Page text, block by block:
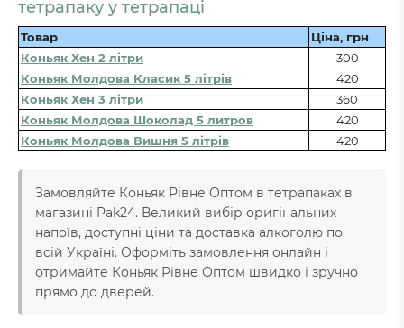
тетрапаку у тетрапаці
Товар
Ціна, грн
Коньяк Хен 2 літри
300
Коньяк Молдова Класик 5 літрів
420
Коньяк Хен 3 літри
360
Коньяк Молдова Шоколад 5 литров
420
Коньяк Молдова Вишня 5 літрів
420
Замовляйте Коньяк Рівне Оптом в тетрапаках в
магазині Pak24. Великий вибір оригінальних
напоїв, доступні ціни та доставка алкоголю по
всій Україні. Оформіть замовлення онлайн і
отримайте Коньяк Рівне Оптом швидко і зручно
прямо до дверей.